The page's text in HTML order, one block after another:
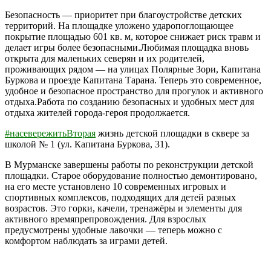
Безопасность — приоритет при благоустройстве детских
территорий. На площадке уложено ударопоглощающее
покрытие площадью 601 кв. м, которое снижает риск травм и
делает игры более безопасными.Любимая площадка вновь
открыта для маленьких северян и их родителей,
проживающих рядом — на улицах Полярные Зори, Капитана
Буркова и проезде Капитана Тарана. Теперь это современное,
удобное и безопасное пространство для прогулок и активного
отдыха.Работа по созданию безопасных и удобных мест для
отдыха жителей города-героя продолжается.
#насевережитьВторая жизнь детской площадки в сквере за
школой № 1 (ул. Капитана Буркова, 31).
В Мурманске завершены работы по реконструкции детской
площадки. Старое оборудование полностью демонтировано,
на его месте установлено 10 современных игровых и
спортивных комплексов, подходящих для детей разных
возрастов. Это горки, качели, тренажёры и элементы для
активного времяпрепровождения. Для взрослых
предусмотрены удобные лавочки — теперь можно с
комфортом наблюдать за играми детей.